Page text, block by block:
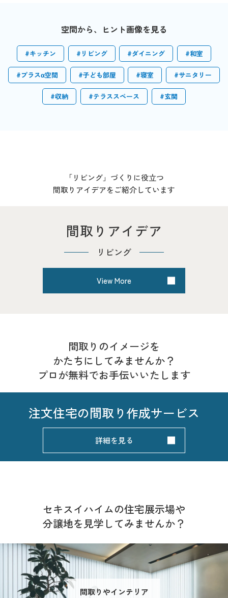
空間から、ヒント画像を見る
#キッチン #リビング #ダイニング #和室
#プラスα空間 #子ども部屋 #寝室 #サニタリー
#収納 #テラススペース #玄関
「リビング」づくりに役立つ
間取りアイデアをご紹介しています
間取りアイデア
リビング
View More
間取りのイメージを
かたちにしてみませんか？
プロが無料でお手伝いいたします
注文住宅の間取り作成サービス
詳細を見る
セキスイハイムの住宅展示場や
分譲地を見学してみませんか？
間取りやインテリア